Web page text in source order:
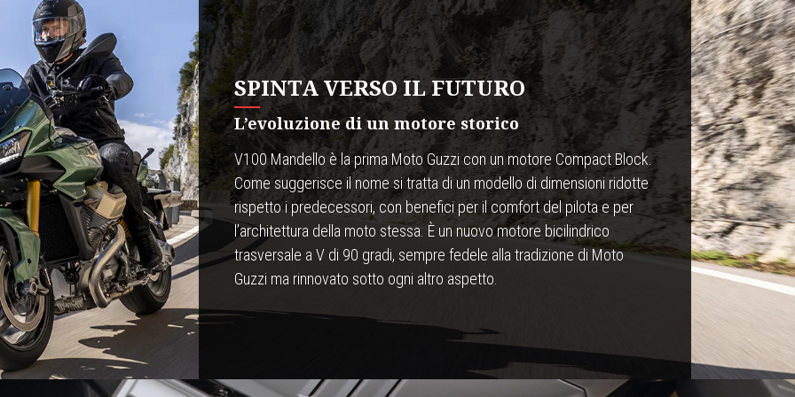
SPINTA VERSO IL FUTURO
L’evoluzione di un motore storico
V100 Mandello è la prima Moto Guzzi con un motore Compact Block.
Come suggerisce il nome si tratta di un modello di dimensioni ridotte
rispetto i predecessori, con benefici per il comfort del pilota e per
l’architettura della moto stessa. È un nuovo motore bicilindrico
trasversale a V di 90 gradi, sempre fedele alla tradizione di Moto
Guzzi ma rinnovato sotto ogni altro aspetto.